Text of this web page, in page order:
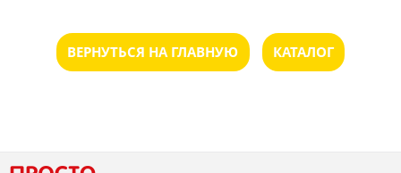
ВЕРНУТЬСЯ НА ГЛАВНУЮ КАТАЛОГ